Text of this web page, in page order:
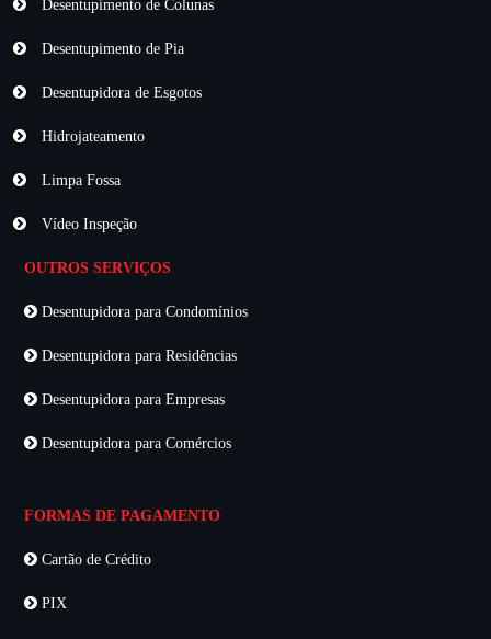
Desentupimento de Colunas
Desentupimento de Pia
Desentupidora de Esgotos
Hidrojateamento
Limpa Fossa
Vídeo Inspeção
OUTROS SERVIÇOS
Desentupidora para Condomínios
Desentupidora para Residências
Desentupidora para Empresas
Desentupidora para Comércios
FORMAS DE PAGAMENTO
Cartão de Crédito
PIX